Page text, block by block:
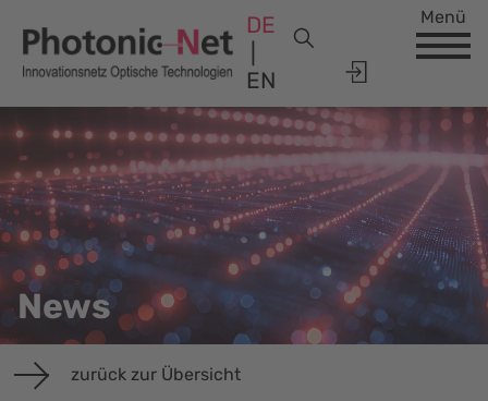
DE
EN
Menü
News
zurück zur Übersicht